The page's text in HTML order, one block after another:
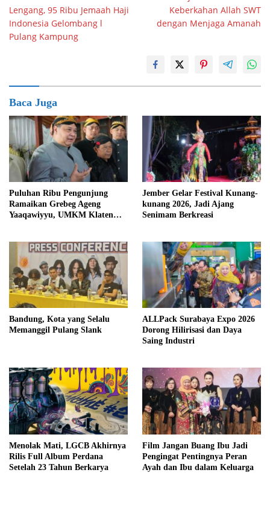
Lengang, 95 Ribu Jemaah Haji
Indonesia Gelombang l
Pulang Kampung
Keberkahan Allah SWT
dengan Menjaga Amanah
Baca Juga
Puluhan Ribu Pengunjung
Ramaikan Grebeg Ageng
Yaaqawiyyu, UMKM Klaten
Jember Gelar Festival Kunang-
kunang 2026, Jadi Ajang
Senimam Berkreasi
Bandung, Kota yang Selalu
Memanggil Pulang Slank
ALLPack Surabaya Expo 2026
Dorong Hilirisasi dan Daya
Saing Industri
Menolak Mati, LGCB Akhirnya
Rilis Full Album Perdana
Setelah 23 Tahun Berkarya
Film Jangan Buang Ibu Jadi
Pengingat Pentingnya Peran
Ayah dan Ibu dalam Keluarga